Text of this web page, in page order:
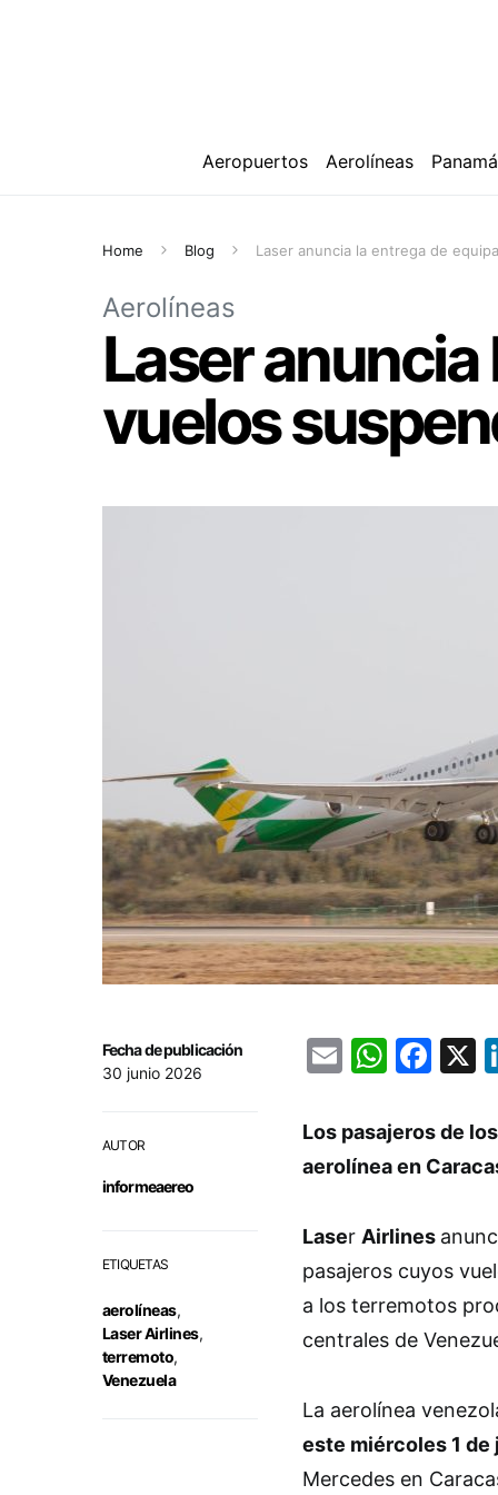
Aeropuertos Aerolíneas Panamá
Home Blog Laser anuncia la entrega de
Aerolíneas
Laser anuncia
vuelos
Fecha de publicación
30 junio 2026
AUTOR
informeaereo
ETIQUETAS
aerolíneas,
Laser Airlines,
terremoto,
Venezuela
Email X
Los pasajeros de
aerolínea en
Laser Airlines
pasajeros cuyos
a los terremotos
centrales de
La aerolínea
este miércoles 1 de
Mercedes en